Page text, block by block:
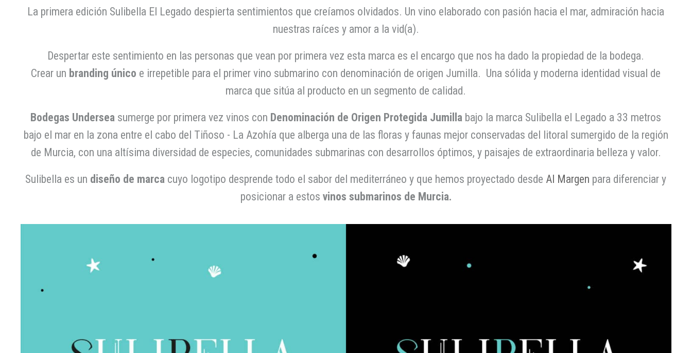
La primera edición Sulibella El Legado despierta sentimientos que creíamos olvidados. Un vino elaborado con pasión hacia el mar, admiración hacia
nuestras raíces y amor a la vid(a).
Despertar este sentimiento en las personas que vean por primera vez esta marca es el encargo que nos ha dado la propiedad de la bodega.
Crear un branding único e irrepetible para el primer vino submarino con denominación de origen Jumilla. Una sólida y moderna identidad visual de
marca que sitúa al producto en un segmento de calidad.
Bodegas Undersea sumerge por primera vez vinos con Denominación de Origen Protegida Jumilla bajo la marca Sulibella el Legado a 33 metros
bajo el mar en la zona entre el cabo del Tiñoso - La Azohía que alberga una de las floras y faunas mejor conservadas del litoral sumergido de la región
de Murcia, con una altísima diversidad de especies, comunidades submarinas con desarrollos óptimos, y paisajes de extraordinaria belleza y valor.
Sulibella es un diseño de marca cuyo logotipo desprende todo el sabor del mediterráneo y que hemos proyectado desde Al Margen para diferenciar y
posicionar a estos vinos submarinos de Murcia.